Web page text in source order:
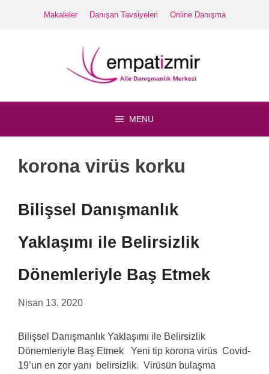
Makaleler Danışan Tavsiyeleri Online Danışma
MENU
korona virüs korku
Bilişsel Danışmanlık
Yaklaşımı ile Belirsizlik
Dönemleriyle Baş Etmek
Nisan 13, 2020
Bilişsel Danışmanlık Yaklaşımı ile Belirsizlik
Dönemleriyle Baş Etmek Yeni tip korona virüs Covid-
19’un en zor yanı belirsizlik. Virüsün bulaşma